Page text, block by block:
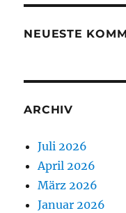
NEUESTE
ARCHIV
Juli 2026
April 2026
März 2026
Januar 2026